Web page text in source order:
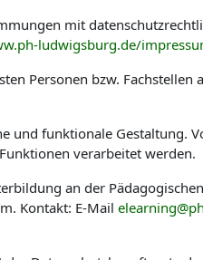
mit
ludwigsburg.de/
Personen bzw.
funktionale Gestaltung.
verarbeitet werden.
an der
Kontakt: E-Mail